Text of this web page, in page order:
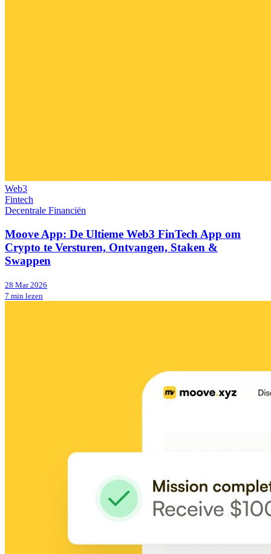
Web3
Fintech
Decentrale Financiën
Moove App: De Ultieme Web3 FinTech App om
Crypto te Versturen, Ontvangen, Staken &
Swappen
28 Mar 2026
7 min lezen